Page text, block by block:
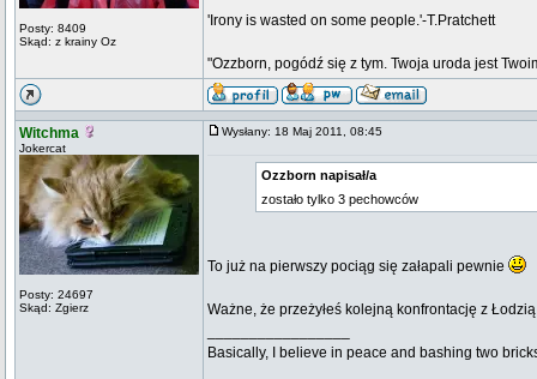
Posty: 8409
Skąd: z krainy Oz
'Irony is wasted on some people.'-T.Pratchett
"Ozzborn, pogódź się z tym. Twoja uroda jest
Witchma
Jokercat
Posty: 24697
Skąd: Zgierz
Wysłany: 18 Maj 2011, 08:45
Ozzborn napisał/a
zostało tylko 3 pechowców
To już na pierwszy pociąg się załapali pewnie
Ważne, że przeżyłeś kolejną konfrontację z
Basically, I believe in peace and bashing two